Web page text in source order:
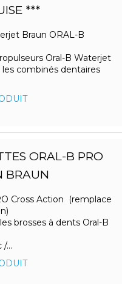
***
Braun ORAL-B
Oral-B Waterjet
les combinés dentaires
ORAL-B PRO
BRAUN
Cross Action (remplace
brosses à dents Oral-B
...